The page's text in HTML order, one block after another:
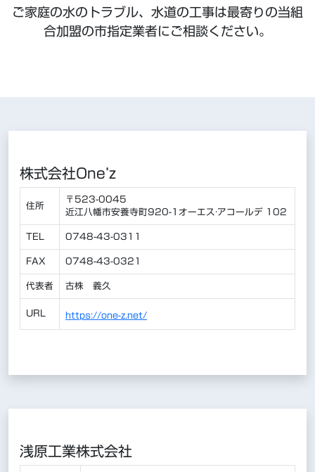
ご家庭の水のトラブル、水道の工事は最寄りの当組
合加盟の市指定業者にご相談ください。
株式会社One’z
住所
〒523-0045
近江八幡市安養寺町920-1オーエス·アコールデ 102
TEL 0748-43-0311
FAX 0748-43-0321
代表者 古株 義久
URL https://one-z.net/
浅原工業株式会社